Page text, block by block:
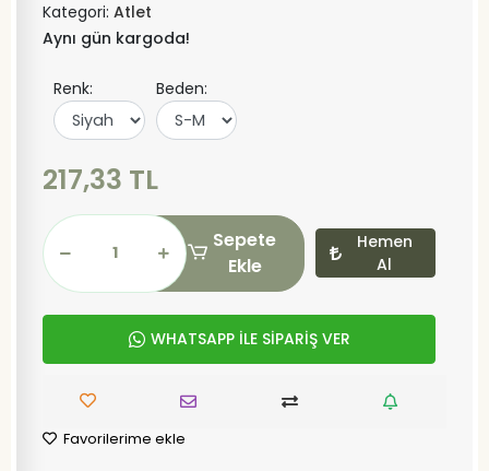
Kategori: Atlet
Aynı gün kargoda!
Renk: Beden:
217,33 TL
Sepete
Ekle
Hemen
Al
WHATSAPP İLE SİPARİŞ VER
Favorilerime ekle